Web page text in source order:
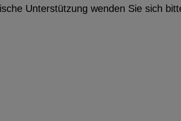
Unterstützung wenden Sie sich